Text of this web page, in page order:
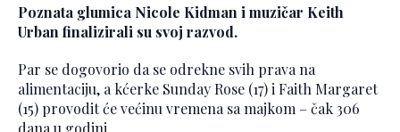
Poznata glumica Nicole Kidman i muzičar Keith
Urban finalizirali su svoj razvod.
Par se dogovorio da se odrekne svih prava na
alimentaciju, a kćerke Sunday Rose (17) i Faith Margaret
(15) provodit će većinu vremena sa majkom – čak 306